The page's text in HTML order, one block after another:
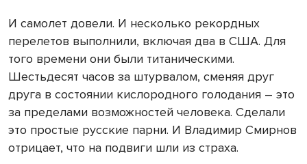
И самолет довели. И несколько рекордных
перелетов выполнили, включая два в США. Для
того времени они были титаническими.
Шестьдесят часов за штурвалом, сменяя друг
друга в состоянии кислородного голодания – это
за пределами возможностей человека. Сделали
это простые русские парни. И Владимир Смирнов
отрицает, что на подвиги шли из страха.